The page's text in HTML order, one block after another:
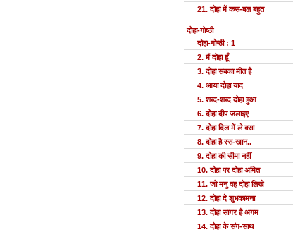
21. दोहा में कस-बल बहुत
दोहा-गोष्ठी
दोहा-गोष्ठी : 1
2. मैं दोहा हूँ
3. दोहा सबका मीत है
4. आया दोहा याद
5. शब्द-शब्द दोहा हुआ
6. दोहा दीप जलाइए
7. दोहा दिल में ले बसा
8. दोहा है रस-खान..
9. दोहा की सीमा नहीं
10. दोहा पर दोहा अमित
11. जो मनु वह दोहा लिखे
12. दोहा दे शुभकामना
13. दोहा सागर है अगम
14. दोहा के संग-साथ